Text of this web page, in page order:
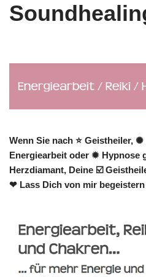
Wenn Sie nach ⭐ Geistheiler,
Energiearbeit oder ✹ Hypnose
Herzdiamant, Deine ☑️
❤ Lass Dich von mir